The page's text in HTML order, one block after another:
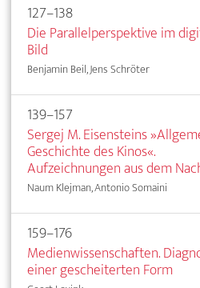
127–138
Die Parallelperspektive im
Bild
Benjamin Beil, Jens Schröter
139–157
Sergej M. Eisensteins
Geschichte des Kinos«.
Aufzeichnungen aus dem
Naum Klejman, Antonio Somaini
159–176
Medienwissenschaften.
einer gescheiterten Form